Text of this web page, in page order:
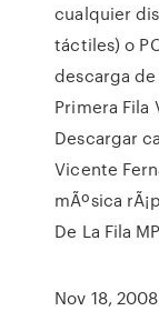
cualquier
táctiles) o
descarga
Primera Fila
Descargar
Vicente
mÃºsica
De La Fila
Nov 18,